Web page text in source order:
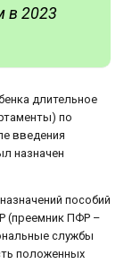
в 2023
длительное
по
введения
назначен
пособий
(преемник ПФР –
службы
положенных